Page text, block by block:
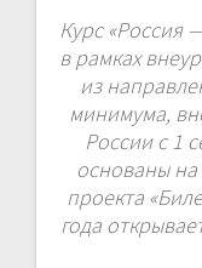
Курс «Россия
в рамках
из
минимума,
России с 1
основаны на
проекта
года